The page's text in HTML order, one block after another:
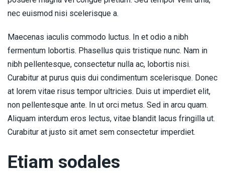
nec euismod nisi scelerisque a.
Maecenas iaculis commodo luctus. In et odio a nibh
fermentum lobortis. Phasellus quis tristique nunc. Nam in
nibh pellentesque, consectetur nulla ac, lobortis nisi.
Curabitur at purus quis dui condimentum scelerisque. Donec
at lorem vitae risus tempor ultricies. Duis ut imperdiet elit,
non pellentesque ante. In ut orci metus. Sed in arcu quam.
Aliquam interdum eros lectus, vitae blandit lacus fringilla ut.
Curabitur at justo sit amet sem consectetur imperdiet.
Etiam sodales